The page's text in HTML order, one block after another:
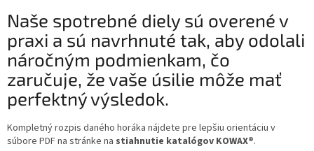
Naše spotrebné diely sú overené v
praxi a sú navrhnuté tak, aby odolali
náročným podmienkam, čo
zaručuje, že vaše úsilie môže mať
perfektný výsledok.
Kompletný rozpis daného horáka nájdete pre lepšiu orientáciu v
súbore PDF na stránke na stiahnutie katalógov KOWAX®.